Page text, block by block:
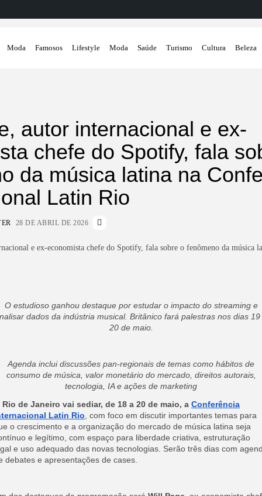
Moda Famosos Lifestyle Moda Saúde Turismo Cultura Beleza
autor internacional e ex-
chefe do Spotify, fala
da música latina na
Latin Rio
28 DE ABRIL DE 2026
O estudioso ganhou destaque por estudar o impacto do streaming e
dados da indústria musical. Britânico fará palestras nos dias 19
20 de maio.
Agenda inclui discussões pan-regionais de temas como hábitos de
consumo de música, valor monetário do mercado, direitos autorais,
tecnologia, IA e ações de marketing
Rio de Janeiro vai sediar, de 18 a 20 de maio, a Conferência
Latin Rio , com foco em discutir importantes temas para
o crescimento e a organização do mercado de música latina seja
e legítimo, com espaço para liberdade criativa, estruturação
e uso adequado das novas tecnologias. Serão três dias com
debates e apresentações de cases.